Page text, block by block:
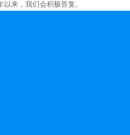
来，我们会积极答复。